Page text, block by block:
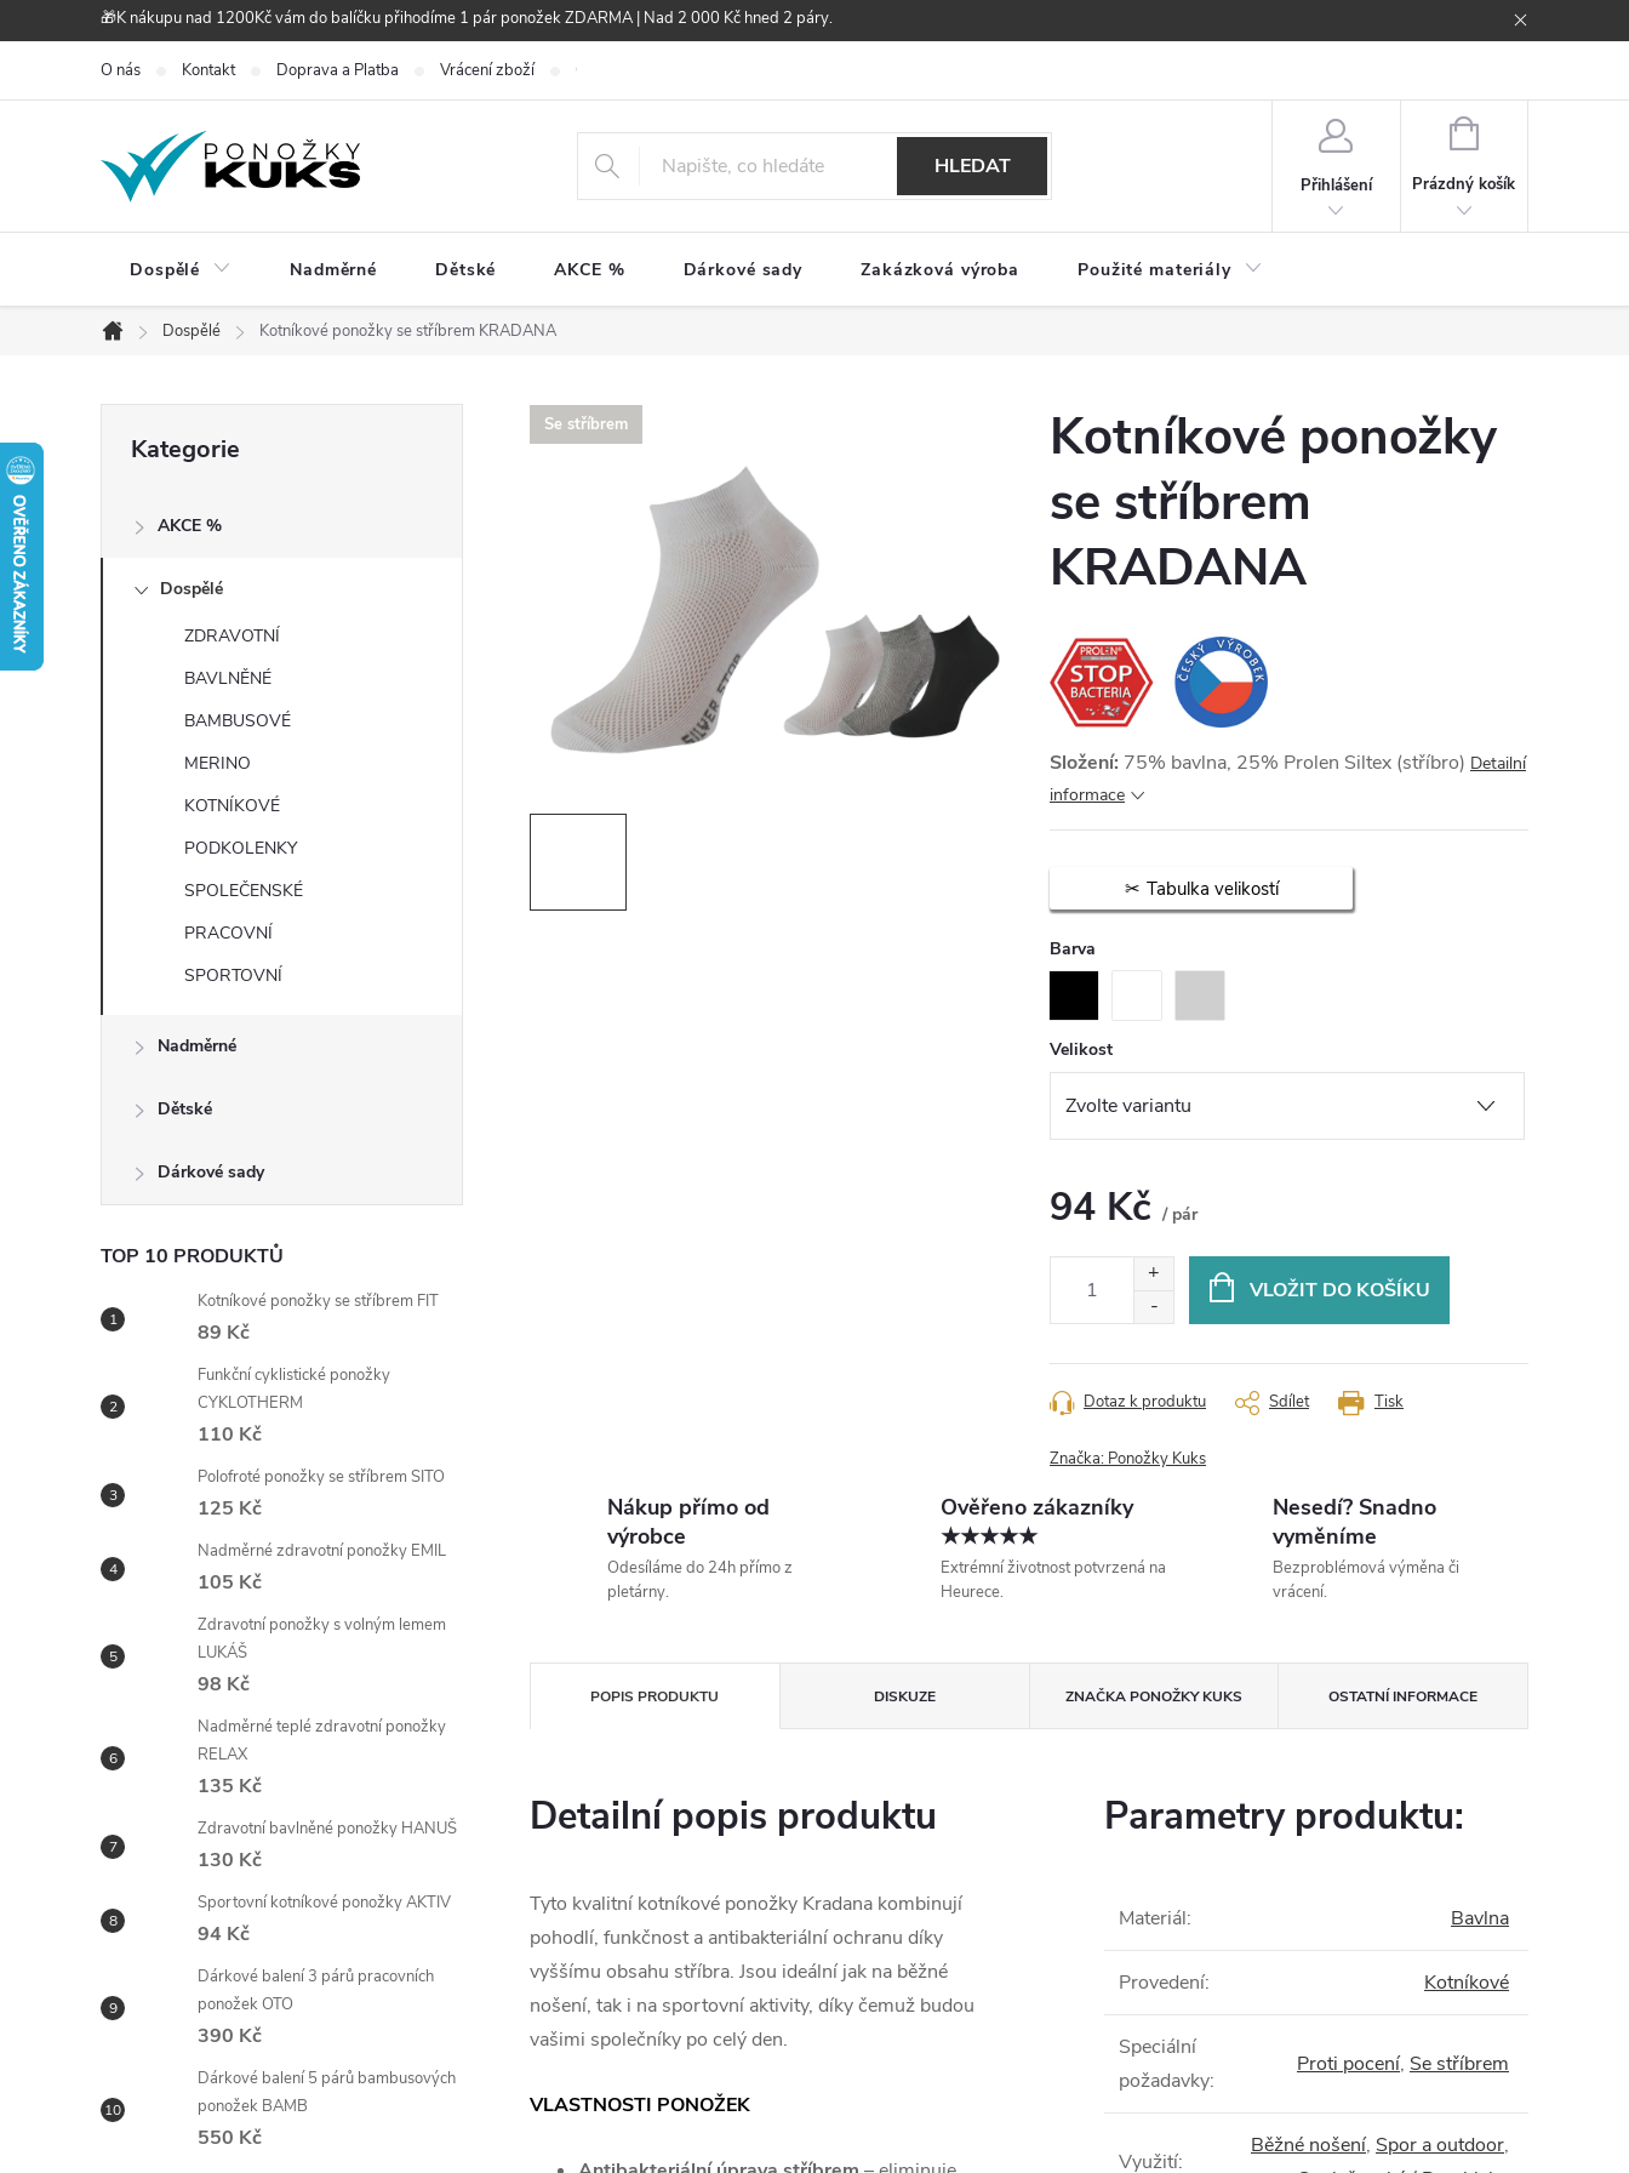
na
🎁K nákupu nad 1200Kč vám do balíčku přihodíme 1 pár ponožek ZDARMA | Nad 2 000 Kč hned 2 páry.
O nás Kontakt Doprava a Platba Vrácení zboží Obchodní podmínky
HLEDAT
Přihlášení
NÁKUPNÍ
Prázdný košík
Dospělé Nadměrné Dětské AKCE % Dárkové sady Zakázková výroba Použité materiály
Domů
Dospělé Kotníkové ponožky se stříbrem KRADANA
s
l
kategorie
Kategorie
AKCE %
Dospělé
ZDRAVOTNÍ
BAVLNĚNÉ
BAMBUSOVÉ
MERINO
KOTNÍKOVÉ
PODKOLENKY
SPOLEČENSKÉ
PRACOVNÍ
SPORTOVNÍ
Nadměrné
Dětské
Dárkové sady
TOP 10 PRODUKTŮ
Kotníkové ponožky se stříbrem FIT
89 Kč
Funkční cyklistické ponožky
CYKLOTHERM
110 Kč
Polofroté ponožky se stříbrem SITO
125 Kč
Nadměrné zdravotní ponožky EMIL
105 Kč
Zdravotní ponožky s volným lemem
LUKÁŠ
98 Kč
Nadměrné teplé zdravotní ponožky
RELAX
135 Kč
Zdravotní bavlněné ponožky HANUŠ
130 Kč
Sportovní kotníkové ponožky AKTIV
94 Kč
Dárkové balení 3 párů pracovních
ponožek OTO
390 Kč
Dárkové balení 5 párů bambusových
ponožek BAMB
550 Kč
Se stříbrem
Kotníkové ponožky
se stříbrem
KRADANA
Složení: 75% bavlna, 25% Prolen Siltex (stříbro) Detailní
informace
Tabulka velikostí
Barva
Velikost
94 Kč / pár
VLOŽIT DO KOŠÍKU
Tisk
Dotaz k produktu Sdílet
Značka: Ponožky Kuks
Nákup přímo od
výrobce
Odesíláme do 24h přímo z
pletárny.
Ověřeno zákazníky
★★★★★
Extrémní životnost potvrzená na
Heurece.
Nesedí? Snadno
vyměníme
Bezproblémová výměna či
vrácení.
POPIS PRODUKTU DISKUZE ZNAČKAPONOŽKY KUKS OSTATNÍ INFORMACE
Detailní popis produktu
Tyto kvalitní kotníkové ponožky Kradana kombinují
pohodlí, funkčnost a antibakteriální ochranu díky
vyššímu obsahu stříbra. Jsou ideální jak na běžné
nošení, tak i na sportovní aktivity, díky čemuž budou
vašimi společníky po celý den.
VLASTNOSTI PONOŽEK
Parametry produktu:
Materiál: Bavlna
Provedení: Kotníkové
Speciální
požadavky:
Proti pocení, Se stříbrem
Využití:
Běžné nošení, Spor a outdoor,